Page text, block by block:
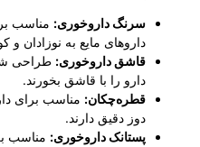
سرنگ داروخوری: مناسب
داروهای مایع به نوزادان و
قاشق داروخوری: طراحی
دارو را با قاشق بخورند.
قطره‌چکان: مناسب برای
دوز دقیق دارند.
پستانک داروخوری: مناسب